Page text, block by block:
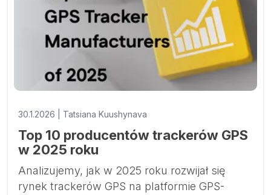
30.1.2026 | Tatsiana Kuushynava
Top 10 producentów trackerów GPS
w 2025 roku
Analizujemy, jak w 2025 roku rozwijał się
rynek trackerów GPS na platformie GPS-